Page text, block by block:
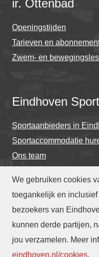
We gebruiken cookies
toegankelijk en
bezoekers van
kunnen derde partijen,
jou verzamelen. Meer
eindhoven.nl/cookies.
ir. Ottenbad
Openingstijden
Tarieven en
Zwem- en
Eindhoven Sport
Sportaanbieders in
Sportaccommodatie
Ons team
Privacyverklaring-
-
Translate